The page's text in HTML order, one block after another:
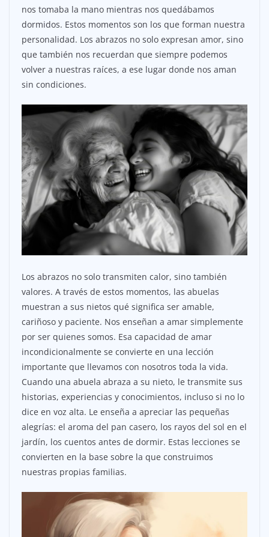
nos tomaba la mano mientras nos quedábamos
dormidos. Estos momentos son los que forman nuestra
personalidad. Los abrazos no solo expresan amor, sino
que también nos recuerdan que siempre podemos
volver a nuestras raíces, a ese lugar donde nos aman
sin condiciones.
Los abrazos no solo transmiten calor, sino también
valores. A través de estos momentos, las abuelas
muestran a sus nietos qué significa ser amable,
cariñoso y paciente. Nos enseñan a amar simplemente
por ser quienes somos. Esa capacidad de amar
incondicionalmente se convierte en una lección
importante que llevamos con nosotros toda la vida.
Cuando una abuela abraza a su nieto, le transmite sus
historias, experiencias y conocimientos, incluso si no lo
dice en voz alta. Le enseña a apreciar las pequeñas
alegrías: el aroma del pan casero, los rayos del sol en el
jardín, los cuentos antes de dormir. Estas lecciones se
convierten en la base sobre la que construimos
nuestras propias familias.